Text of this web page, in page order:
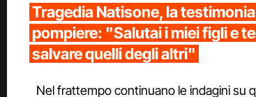
Tragedia Natisone, la
pompiere: "Salutai i miei figli e
salvare quelli degli altri"
Nel frattempo continuano le indagini su